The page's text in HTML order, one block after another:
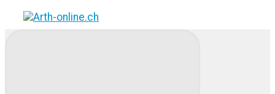
Zum
Hauptinhalt